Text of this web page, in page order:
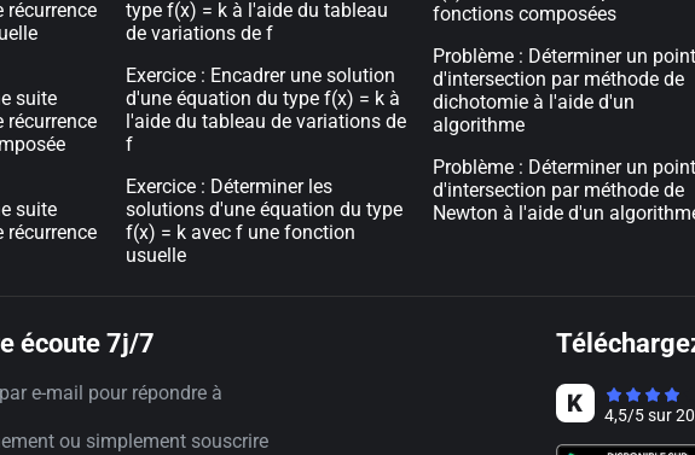
récurrence
suite
récurrence
suite
récurrence
type f(x) = k à l'aide du tableau
de variations de f
Exercice : Encadrer une solution
d'une équation du type f(x) = k à
l'aide du tableau de variations de
f
Exercice : Déterminer les
solutions d'une équation du type
f(x) = k avec f une fonction
usuelle
fonctions composées
Problème : Déterminer un point
d'intersection par méthode de
dichotomie à l'aide d'un
algorithme
Problème : Déterminer un point
d'intersection par méthode de
Newton à l'aide d'un
écoute 7j/7
e-mail pour répondre à
ou simplement souscrire
4,5/5sur